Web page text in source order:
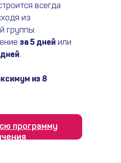
всегда
из
группы:
за 5 дней или
.
из 8
программу